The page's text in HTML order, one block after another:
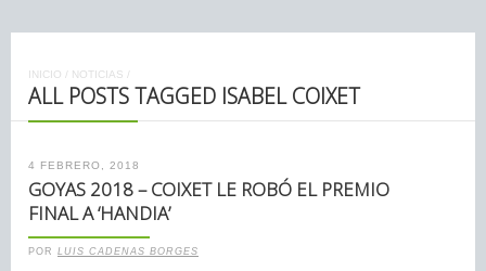
INICIO / NOTICIAS /
ALL POSTS TAGGED ISABEL COIXET
4 FEBRERO, 2018
GOYAS 2018 – COIXET LE ROBÓ EL PREMIO
FINAL A ‘HANDIA’
POR LUIS CADENAS BORGES